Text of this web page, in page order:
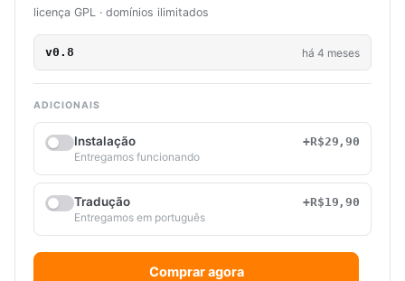
licença GPL · domínios ilimitados
v0.8 há 4 meses
ADICIONAIS
Instalação
+R$29,90
Entregamos funcionando
Tradução
+R$19,90
Entregamos em português
Comprar agora